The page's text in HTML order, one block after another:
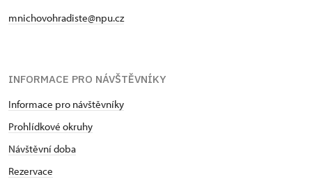
mnichovohradiste@npu.cz
INFORMACE PRO NÁVŠTĚVNÍKY
Informace pro návštěvníky
Prohlídkové okruhy
Návštěvní doba
Rezervace